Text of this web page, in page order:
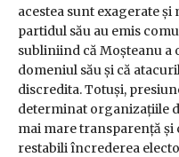
acestea sunt exagerate
partidul său au emis
subliniind că Moșteanu
domeniul său și că
discredita. Totuși,
determinat organizațiile
mai mare transparență
restabili încrederea